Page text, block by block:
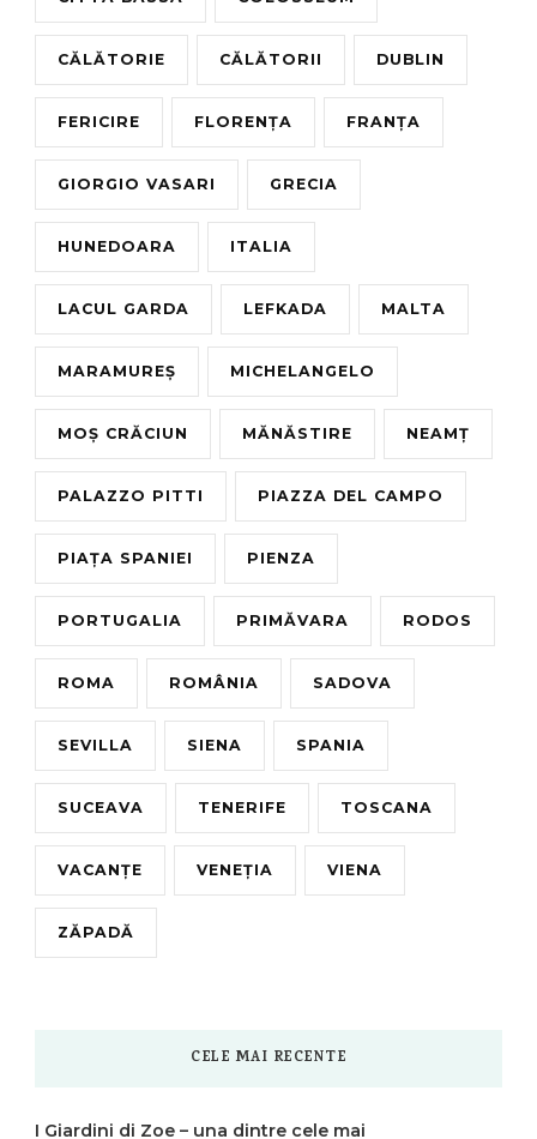
CĂLĂTORIE CĂLĂTORII DUBLIN
FERICIRE FLORENȚA FRANȚA
GIORGIO VASARI GRECIA
HUNEDOARA ITALIA
LACUL GARDA LEFKADA MALTA
MARAMUREȘ MICHELANGELO
MOȘ CRĂCIUN MĂNĂSTIRE NEAMȚ
PALAZZO PITTI PIAZZA DEL CAMPO
PIAȚA SPANIEI PIENZA
PORTUGALIA PRIMĂVARA RODOS
ROMA ROMÂNIA SADOVA
SEVILLA SIENA SPANIA
SUCEAVA TENERIFE TOSCANA
VACANȚE VENEȚIA VIENA
ZĂPADĂ
CELE MAI RECENTE
I Giardini di Zoe – una dintre cele mai